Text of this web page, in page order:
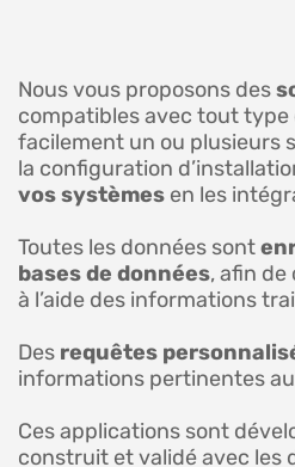
Nous vous proposons des
compatibles avec tout type
facilement un ou plusieurs
la configuration
vos systèmes en les
Toutes les données sont
bases de données, afin
à l’aide des informations
Des requêtes
informations pertinentes
Ces applications sont
construit et validé avec les